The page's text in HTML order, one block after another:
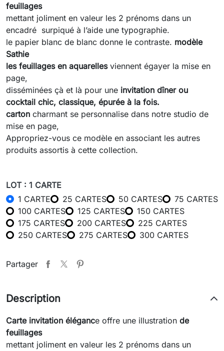
feuillages
mettant joliment en valeur les 2 prénoms dans un
encadré surpiqué à l’aide une typographie.
le papier blanc de blanc donne le contraste. modèle
Sathie
les feuillages en aquarellesviennent égayer la mise en
page,
disséminées çà et là pour une invitation dîner ou
cocktail chic, classique, épurée à la fois.
carton charmant se personnalise dans notre studio de
mise en page,
Appropriez-vous ce modèle en associant les autres
produits assortis à cette collection.
LOT : 1 CARTE
1 CARTE
25 CARTES 50 CARTES
75 CARTES
100 CARTES
125 CARTES
150 CARTES
175 CARTES
200 CARTES
225 CARTES
250 CARTES
275 CARTES 300 CARTES
Partager
Description
Carte invitation élégance offre une illustration de
feuillages
mettant joliment en valeur les 2 prénoms dans un